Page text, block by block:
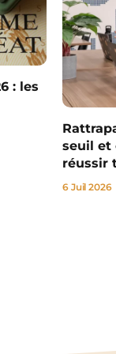
: les
seuil et
réussir
6 Juil 2026